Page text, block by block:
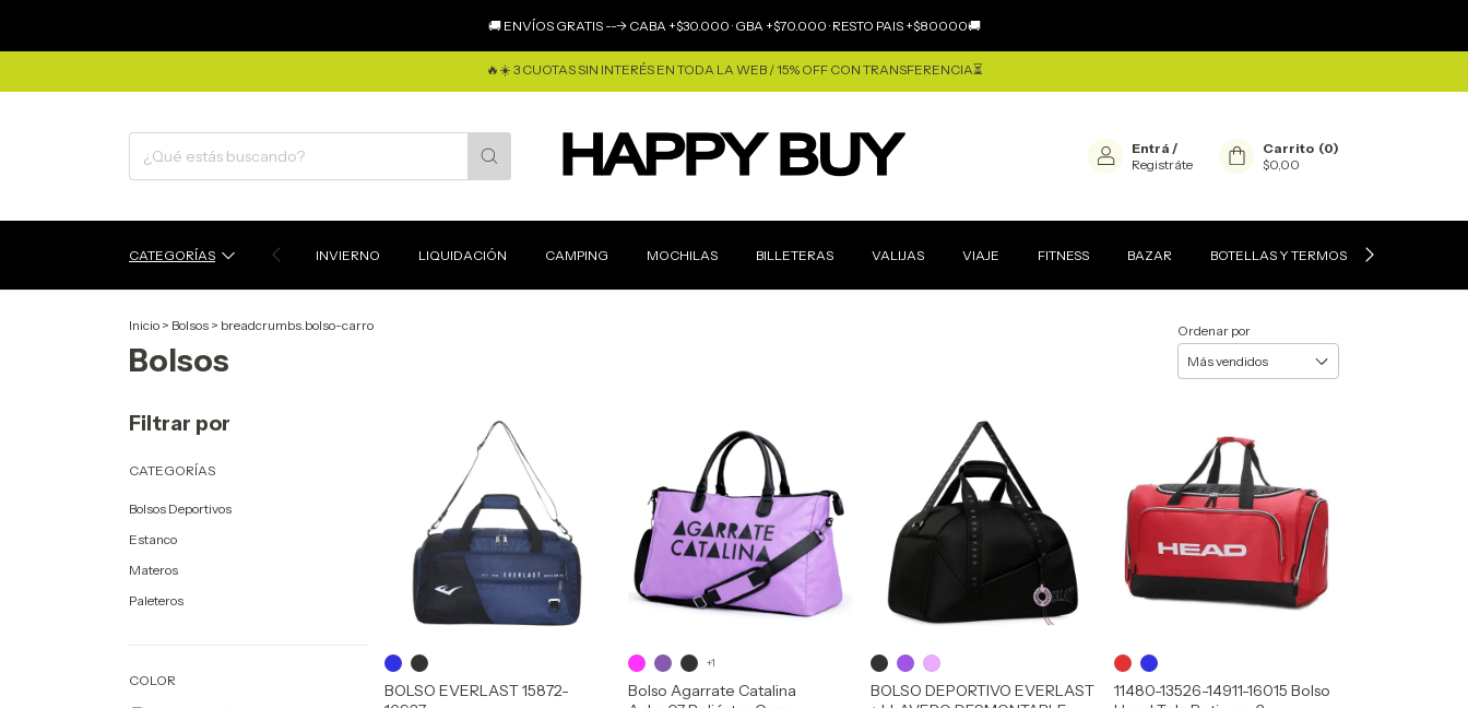
🚚 ENVÍOS GRATIS ---> CABA +$30.000 · GBA +$70.000 · RESTO PAIS +$80000🚚
🔥☀️ 3 CUOTAS SIN INTERÉS EN TODA LA WEB / 15% OFF CON TRANSFERENCIA⏳
Entrá /
Registráte
Carrito (0)
$0,00
CATEGORÍAS INVIERNO LIQUIDACIÓN CAMPING MOCHILAS BILLETERAS VALIJAS VIAJE FITNESS BAZAR BOTELLAS Y TERMOS
Inicio > Bolsos > breadcrumbs.bolso-carro
Bolsos
Ordenar por
Filtrar por
CATEGORÍAS
Bolsos Deportivos
Estanco
Materos
Paleteros
COLOR
BOLSO EVERLAST 15872-
Bolso Agarrate Catalina
+1
BOLSO DEPORTIVO EVERLAST
11480-13526-14911-16015 Bolso